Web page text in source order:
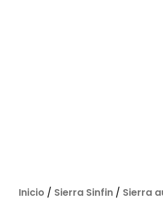
Inicio / Sierra Sinfin / Sierra